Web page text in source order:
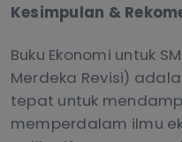
Kesimpulan &
Buku Ekonomi untuk
Merdeka Revisi)
tepat untuk
memperdalam ilmu